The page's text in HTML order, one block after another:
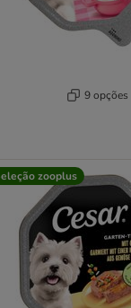
9 opções
zooplus